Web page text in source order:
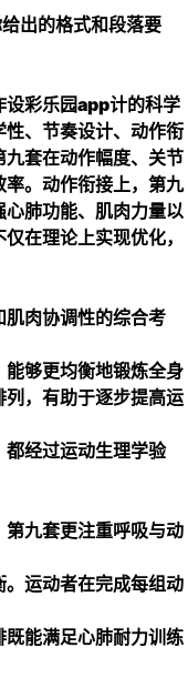
出的格式和段落要
设彩乐园app计的科学
、节奏设计、动作衔
套在动作幅度、关节
。动作衔接上，第九
肺功能、肌肉力量以
在理论上实现优化，
肉协调性的综合考
够更均衡地锻炼全身
，有助于逐步提高运
经过运动生理学验
九套更注重呼吸与动
运动者在完成每组动
能满足心肺耐力训练